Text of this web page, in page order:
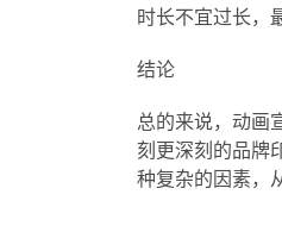
时长不宜过长，
结论
总的来说，动画
刻更深刻的品牌
种复杂的因素，